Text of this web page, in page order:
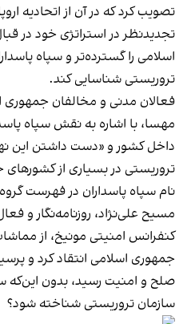
تصویب کرد که در آن از اتحادیه
تجدیدنظر در استراتژی خود در
اسلامی را گسترده‌تر و سپاه
تروریستی شناسایی کند.
فعالان مدنی و مخالفان
مهسا، با اشاره به نقش سپاه
داخل کشور و «دست داشتن این
تروریستی در بسیاری از کشورهای
نام سپاه پاسداران در فهرست
کنفرانس امنیتی مونیخ، از
جمهوری اسلامی انتقاد کرد و
صلح و امنیت رسید، بدون این‌که
سازمان تروریستی شناخته شود؟